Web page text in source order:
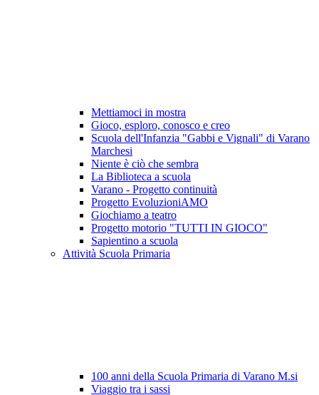
Mettiamoci in mostra
Gioco, esploro, conosco e creo
Scuola dell'Infanzia "Gabbi e Vignali" di Varano
Marchesi
Niente è ciò che sembra
La Biblioteca a scuola
Varano - Progetto continuità
Progetto EvoluzioniAMO
Giochiamo a teatro
Progetto motorio "TUTTI IN GIOCO"
Sapientino a scuola
Attività Scuola Primaria
100 anni della Scuola Primaria di Varano M.si
Viaggio tra i sassi